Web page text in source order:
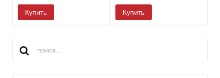
Купить Купить